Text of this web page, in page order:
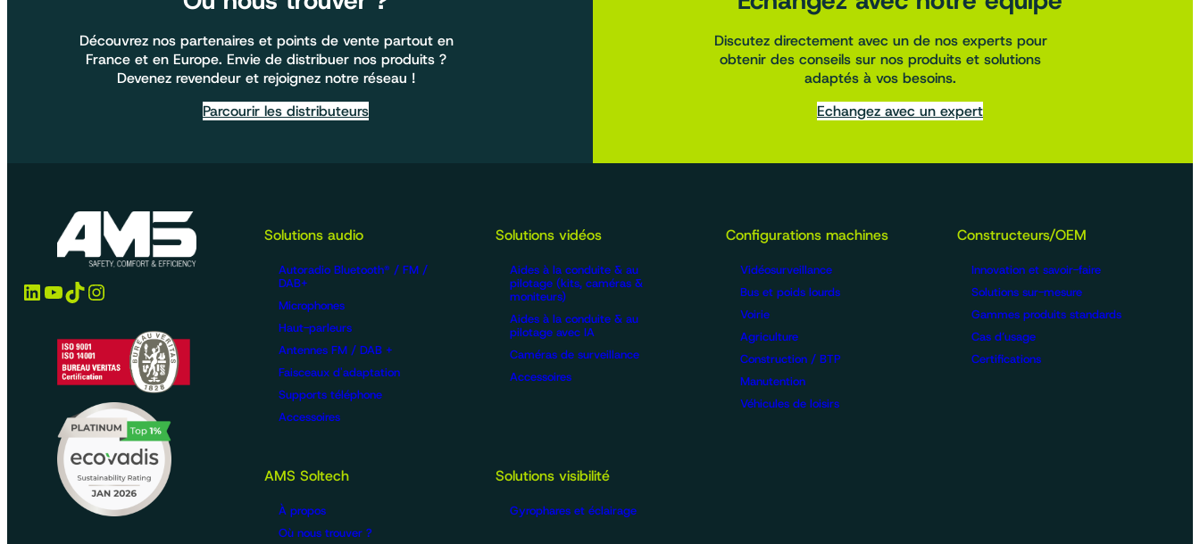
Découvrez nos partenaires et points de vente partout en
France et en Europe. Envie de distribuer nos produits ?
Devenez revendeur et rejoignez notre réseau !
Parcourir les distributeurs
Discutez directement avec un de nos experts pour
obtenir des conseils sur nos produits et solutions
adaptés à vos besoins.
Echangez avec un expert
LinkedIn YouTube TikTok Instagram
Solutions audio
Autoradio Bluetooth® / FM /
DAB+
Microphones
Haut-parleurs
Antennes FM / DAB +
Faisceaux d'adaptation
Supports téléphone
Accessoires
Solutions vidéos
Aides à la conduite & au
pilotage (kits, caméras &
moniteurs)
Aides à la conduite & au
pilotage avec IA
Caméras de surveillance
Accessoires
Configurations machines
Vidéosurveillance
Bus et poids lourds
Voirie
Agriculture
Construction / BTP
Manutention
Véhicules de loisirs
Constructeurs/OEM
Innovation et savoir-faire
Solutions sur-mesure
Gammes produits standards
Cas d’usage
Certifications
AMS Soltech
À propos
Où nous trouver ?
Solutions visibilité
Gyrophares et éclairage